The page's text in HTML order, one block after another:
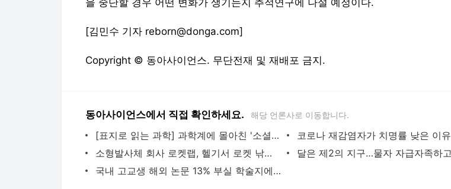
을 중단할 경우 어떤 변화가 생기는지 추적연구에 나설 예정이다.
[김민수 기자 reborn@donga.com]
Copyright © 동아사이언스. 무단전재 및 재배포 금지.
동아사이언스에서 직접 확인하세요. 해당 언론사로 이동합니다.
[표지로 읽는 과학] 과학계에 몰아친 '소셜미디어 토네이도'
코로나 재감염자가 치명률 낮은 이유
소형발사체 회사 로켓랩, 헬기서 로켓 낚아채기 성공…새로운 재사용 방법 제시
국내 고교생 해외 논문 13% 부실 학술지에 실렸다…해마다 비율 높아져